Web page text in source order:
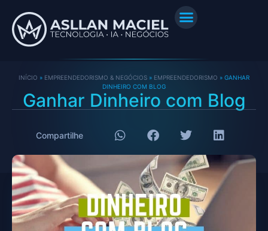
INÍCIO » EMPREENDEDORISMO & NEGÓCIOS » EMPREENDEDORISMO » GANHAR
DINHEIRO COM BLOG
Ganhar Dinheiro com Blog
Compartilhe